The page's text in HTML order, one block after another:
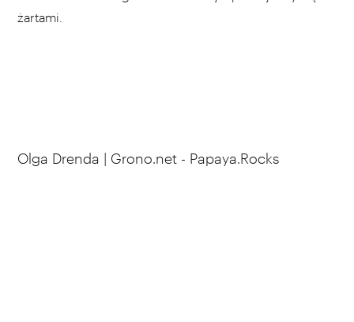
żartami.
Olga Drenda | Grono.net - Papaya.Rocks